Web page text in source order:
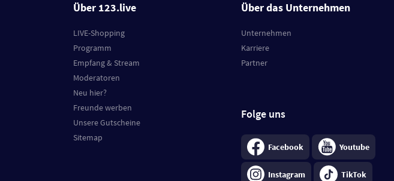
Über 123.live
LIVE-Shopping
Programm
Empfang & Stream
Moderatoren
Neu hier?
Freunde werben
Unsere Gutscheine
Sitemap
Über das Unternehmen
Unternehmen
Karriere
Partner
Folge uns
Facebook Youtube
Instagram TikTok